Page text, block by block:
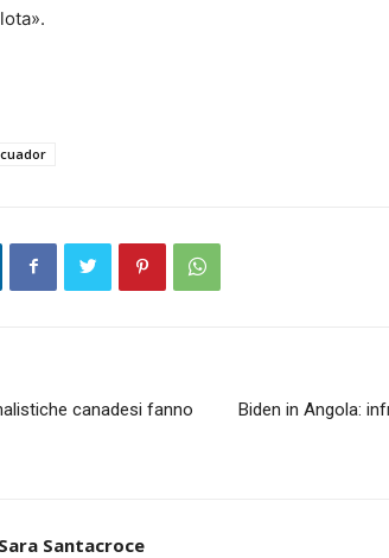
canadesi fanno
Biden in Angola:
Sara Santacroce